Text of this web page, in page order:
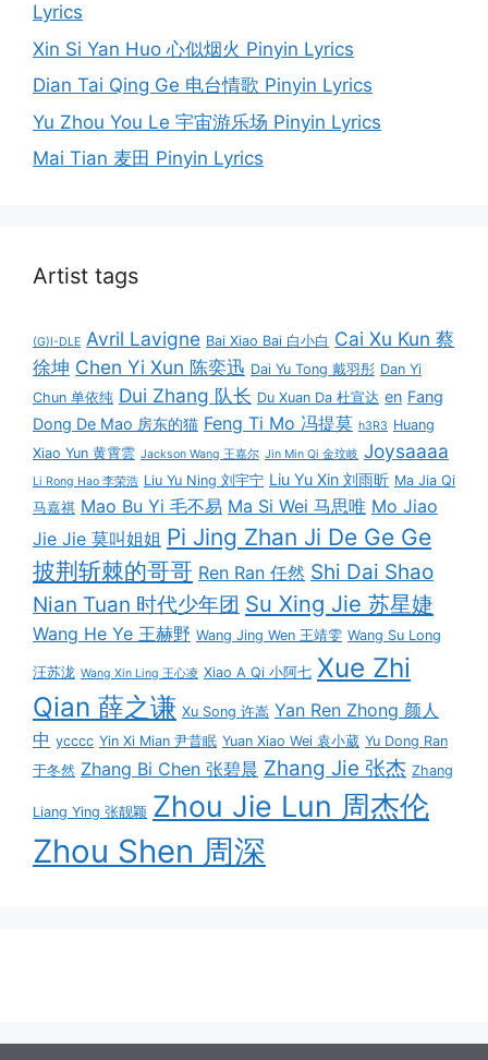
Lyrics
Xin Si Yan Huo 心似烟火 Pinyin Lyrics
Dian Tai Qing Ge 电台情歌 Pinyin Lyrics
Yu Zhou You Le 宇宙游乐场 Pinyin Lyrics
Mai Tian 麦田 Pinyin Lyrics
Artist tags
(G)I-DLE Avril Lavigne Bai Xiao Bai 白小白 Cai Xu Kun 蔡
徐坤 Chen Yi Xun 陈奕迅 Dai Yu Tong 戴羽彤 Dan Yi
Chun 单依纯 Dui Zhang 队长 Du Xuan Da 杜宣达 en Fang
Dong De Mao 房东的猫 Feng Ti Mo 冯提莫 h3R3 Huang
Xiao Yun 黄霄雲 Jackson Wang 王嘉尔 Jin Min Qi 金玟岐 Joysaaaa
Li Rong Hao 李荣浩 Liu Yu Ning 刘宇宁 Liu Yu Xin 刘雨昕 Ma Jia Qi
马嘉祺 Mao Bu Yi 毛不易 Ma Si Wei 马思唯 Mo Jiao
Jie Jie 莫叫姐姐 Pi Jing Zhan Ji De Ge Ge
披荆斩棘的哥哥 Ren Ran 任然 Shi Dai Shao
Nian Tuan 时代少年团 Su Xing Jie 苏星婕
Wang He Ye 王赫野 Wang Jing Wen 王靖雯 Wang Su Long
汪苏泷 Wang Xin Ling 王心凌 Xiao A Qi 小阿七 Xue Zhi
Qian 薛之谦 Xu Song 许嵩 Yan Ren Zhong 颜人
中 ycccc Yin Xi Mian 尹昔眠 Yuan Xiao Wei 袁小葳 Yu Dong Ran
于冬然 Zhang Bi Chen 张碧晨 Zhang Jie 张杰 Zhang
Liang Ying 张靓颖 Zhou Jie Lun 周杰伦
Zhou Shen 周深